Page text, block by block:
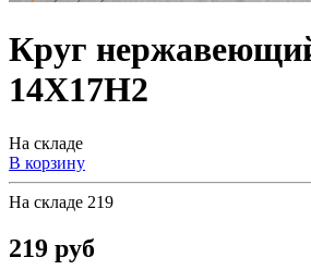
Круг
14Х17Н2
На складе
В корзину
На складе 219
219 руб